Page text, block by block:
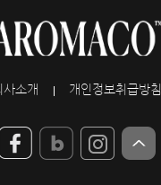
사소개 개인정보취급방침